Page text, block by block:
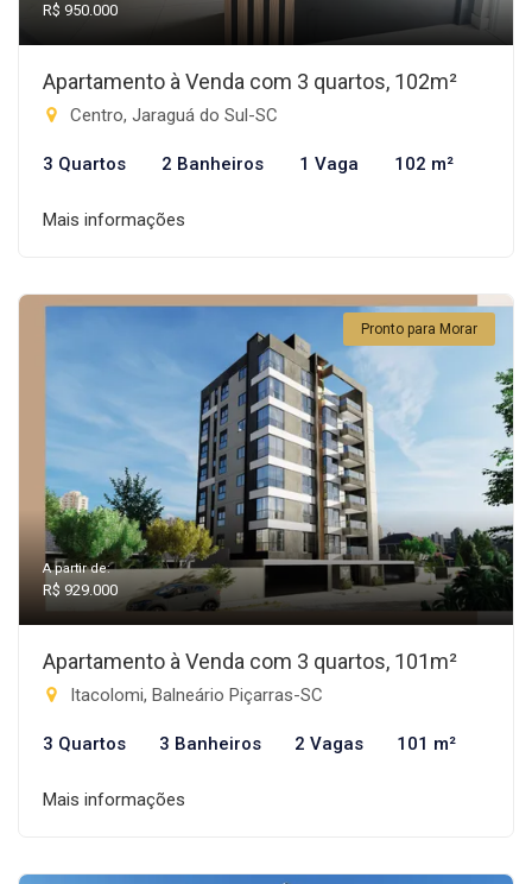
R$ 950.000
Apartamento à Venda com 3 quartos, 102m²
Centro, Jaraguá do Sul-SC
3 Quartos 2 Banheiros 1 Vaga 102 m²
Mais informações
Pronto para Morar
A partir de:
R$ 929.000
Apartamento à Venda com 3 quartos, 101m²
Itacolomi, Balneário Piçarras-SC
3 Quartos 3 Banheiros 2 Vagas 101 m²
Mais informações